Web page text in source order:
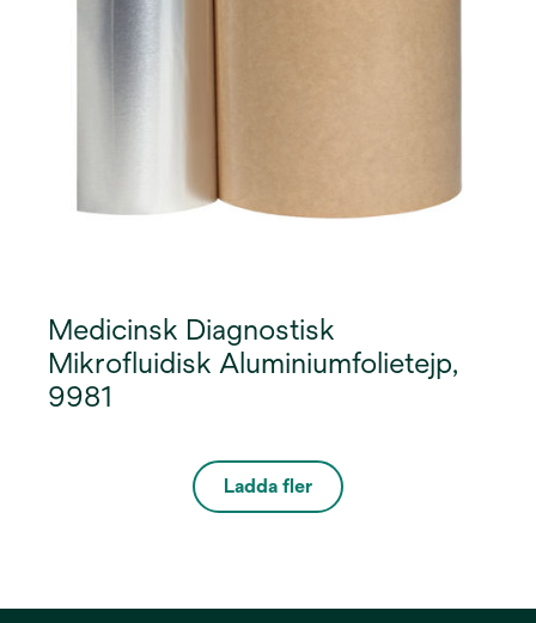
Medicinsk Diagnostisk
Mikrofluidisk Aluminiumfolietejp,
9981
Ladda fler